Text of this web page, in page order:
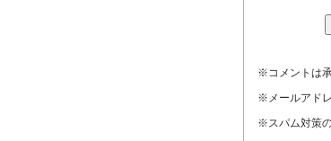
※コメントは
※メールアド
※スパム対策